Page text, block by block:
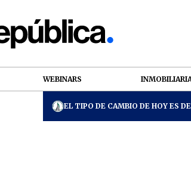
WEBINARS
EL TIPO DE CAMBIO DE HOY ES